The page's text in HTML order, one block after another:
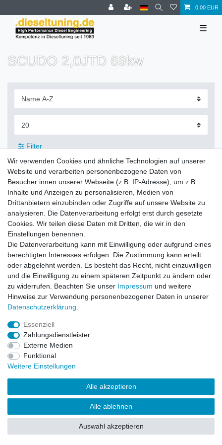
0,00 EUR
☰
SCUDO 2,0JTD 69kw
Filter
Zahlung und Versand
Daten­schutz­erklärung
Barrierefreiheitserklärung Widerrufs­recht
Vertrag widerrufen
© Copyright 2026 | Alle Rechte vorbehalten.
Wir verwenden Cookies und ähnliche Technologien auf unserer
Website und verarbeiten personenbezogene Daten von
Besucher:innen unserer Webseite (z.B. IP-Adresse), um z.B.
Inhalte und Anzeigen zu personalisieren, Medien von
Drittanbietern einzubinden oder Zugriffe auf unsere Website zu
analysieren. Die Datenverarbeitung erfolgt erst durch gesetzte
Cookies. Wir teilen diese Daten mit Dritten, die wir in den
Einstellungen benennen.
Die Datenverarbeitung kann mit Einwilligung oder aufgrund eines
berechtigten Interesses erfolgen. Die Zustimmung kann erteilt
oder abgelehnt werden. Es besteht das Recht, nicht einzuwilligen
und die Einwilligung zu einem späteren Zeitpunkt zu ändern oder
zu widerrufen. Beachten Sie unser Impressum und weitere
Hinweise zur Verwendung personenbezogener Daten in unserer
Daten­schutz­erklärung
Essenziell
Zahlungsdienstleister
Externe Medien
Funktional
Weitere Einstellungen
Alle akzeptieren
Alle ablehnen
Auswahl akzeptieren